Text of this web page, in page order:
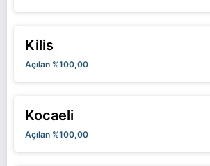
Kilis
Açılan %100,00
Kocaeli
Açılan %100,00